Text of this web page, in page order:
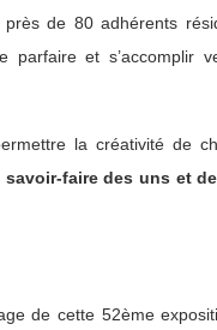
de 80 adhérents
parfaire et s’accomplir
la créativité de
savoir-faire des uns et
de cette 52ème